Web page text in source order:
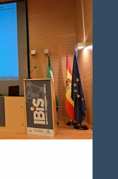
evento de
una
a
eventos